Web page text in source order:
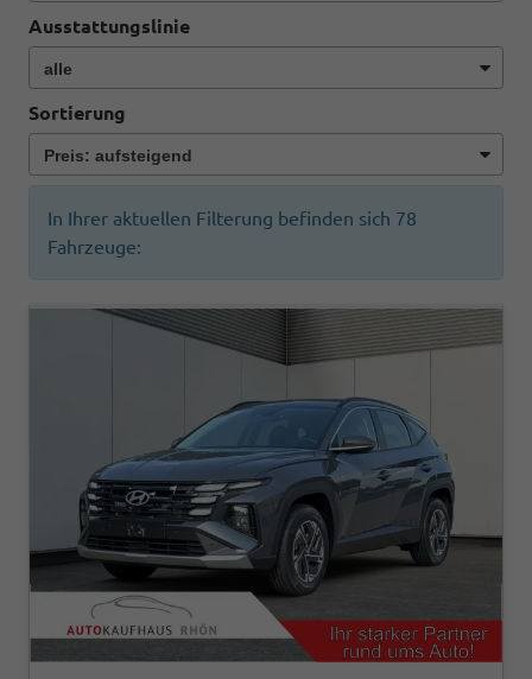
Ausstattungslinie
Sortierung
In Ihrer aktuellen Filterung befinden sich 78
Fahrzeuge: